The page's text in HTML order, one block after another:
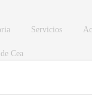
Servicios
Cea